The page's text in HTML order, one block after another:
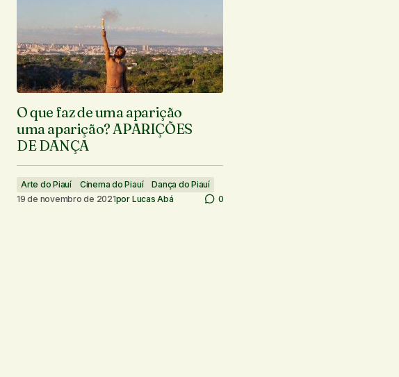
O que faz de uma aparição
uma aparição? APARIÇÕES
DE DANÇA
Arte do Piauí Cinema do Piauí
Dança do Piauí
19 de novembro de 2021por Lucas Abá 0